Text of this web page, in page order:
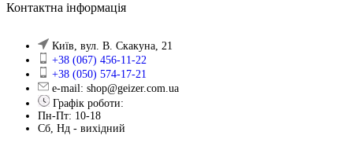
Контактна інформація
Київ, вул. В. Скакуна, 21
+38 (067) 456-11-22
+38 (050) 574-17-21
e-mail: shop@geizer.com.ua
Графік роботи:
Пн-Пт: 10-18
Сб, Нд - вихідний